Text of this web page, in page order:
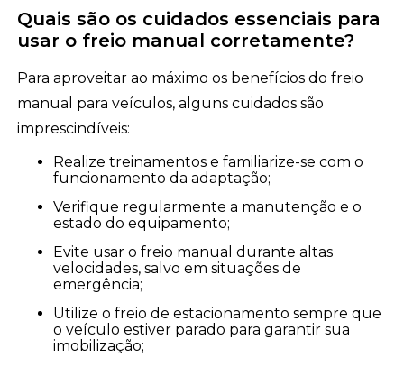
Quais são os cuidados essenciais para
usar o freio manual corretamente?
Para aproveitar ao máximo os benefícios do freio
manual para veículos, alguns cuidados são
imprescindíveis:
Realize treinamentos e familiarize-se com o
funcionamento da adaptação;
Verifique regularmente a manutenção e o
estado do equipamento;
Evite usar o freio manual durante altas
velocidades, salvo em situações de
emergência;
Utilize o freio de estacionamento sempre que
o veículo estiver parado para garantir sua
imobilização;